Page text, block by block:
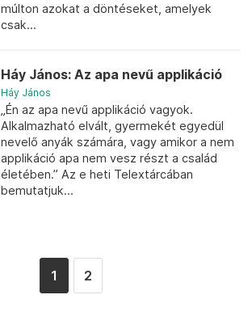
múlton azokat a döntéseket, amelyek
csak...
Háy János: Az apa nevű applikáció
Háy János
„Én az apa nevű applikáció vagyok.
Alkalmazható elvált, gyermekét egyedül
nevelő anyák számára, vagy amikor a nem
applikáció apa nem vesz részt a család
életében.” Az e heti Telextárcában
bemutatjuk...
1 2